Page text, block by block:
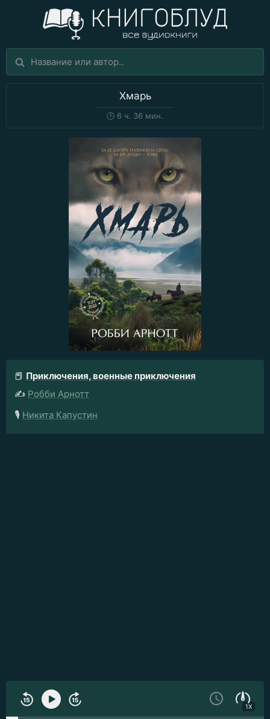
Хмарь
🕒 6 ч. 36 мин.
📕 Приключения, военные приключения
✍️ Робби Арнотт
🎙️ Никита Капустин
1X